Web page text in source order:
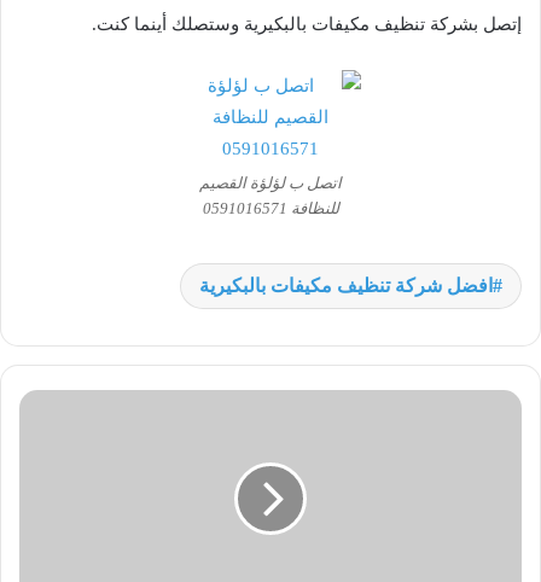
إتصل بشركة تنظيف مكيفات بالبكيرية وستصلك أينما كنت.
اتصل ب لؤلؤة القصيم
للنظافة 0591016571
افضل شركة تنظيف مكيفات بالبكيرية